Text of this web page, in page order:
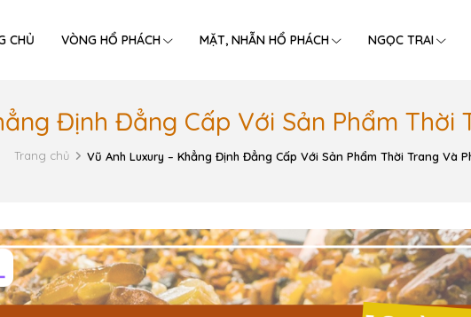
CHỦ VÒNG HỔ PHÁCH MẶT, NHẪN HỔ PHÁCH NGỌC TRAI
Định Đẳng Cấp Với Sản Phẩm Thời
Trang chủ Vũ Anh Luxury – Khẳng Định Đẳng Cấp Với Sản Phẩm Thời Trang Và